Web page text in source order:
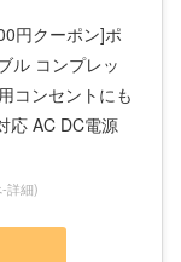
円クーポン]ポ
ル コンプレッ
ンセントにも
応 AC DC電源
-詳細)